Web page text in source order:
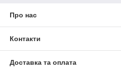
Про нас
Контакти
Доставка та оплата